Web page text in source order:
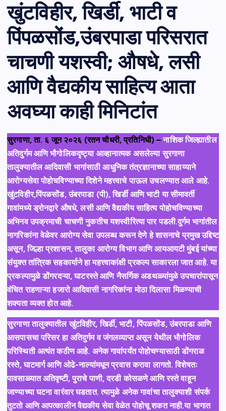
खुंटविहीर, खिर्डी, भाटी व
पिंपळसोंड,उंबरपाडा परिसरात
चाचणी यशस्वी; औषधे, लसी
आणि वैद्यकीय साहित्य आता
अवघ्या काही मिनिटांत
सुरगाणा, ता. ६ जून २०२६ (रतन चौधरी, प्रतिनिधी) –नाशिक जिल्ह्यातील
अतिदुर्गम आणि भौगोलिकदृष्ट्या आव्हानात्मक असलेल्या सुरगाणा
तालुक्यातील आदिवासी भागांसाठी आधुनिक तंत्रज्ञानाच्या साहाय्याने
आरोग्यसेवा पोहोचविण्याच्या दिशेने महत्त्वाचे पाऊल उचलण्यात आले आहे.
खुंटविहीर,पिंपळसोंड, उंबरपाडा (पी), खिर्डी आणि भाटी या सीमावर्ती
गावांमध्ये ड्रोनद्वारे औषधे, लसी आणि वैद्यकीय साहित्य पोहोचविण्याच्या
अभिनव उपक्रमाची चाचणी नुकतीच यशस्वीरित्या पार पडली.दुर्गम भागांतील
नागरिकांना वेळेवर आरोग्य सेवा उपलब्ध करून देणे हे शासनाचे प्रमुख उद्दिष्ट
असून, जिल्हा प्रशासन, तालुका आरोग्य विभाग आणि आयआयटी मुंबई यांच्या
संयुक्त तांत्रिक सहकार्याने हा महत्त्वाकांक्षी प्रकल्प साकारला जात आहे. या
प्रकल्पामुळे डोंगरदऱ्या, घाटरस्ते आणि नैसर्गिक अडथळ्यांमुळे उपचारांपासून
वंचित राहणाऱ्या हजारो आदिवासी नागरिकांना मोठा दिलासा मिळण्याची
शक्यता व्यक्त होत आहे.
सुरगाणा तालुक्यातील खुंटविहीर, खिर्डी, भाटी, पिंपळसोंड, उंबरपाडा आणि
आसपासचा परिसर हा अतिदुर्गम व जंगलव्याप्त असून येथील भौगोलिक
परिस्थिती अत्यंत कठीण आहे. अनेक गावांपर्यंत पोहोचण्यासाठी डोंगराळ
रस्ते, घाटमार्ग आणि ओढे-नाल्यांमधून प्रवास करावा लागतो. विशेषतः
पावसाळ्यात अतिवृष्टी, पुराचे पाणी, दरडी कोसळणे आणि रस्ते वाहून
जाण्याच्या घटना वारंवार घडतात. त्यामुळे अनेक गावांचा तालुक्याशी संपर्क
तुटतो आणि आपत्कालीन वैद्यकीय सेवा वेळेत पोहोचू शकत नाही.या भागात